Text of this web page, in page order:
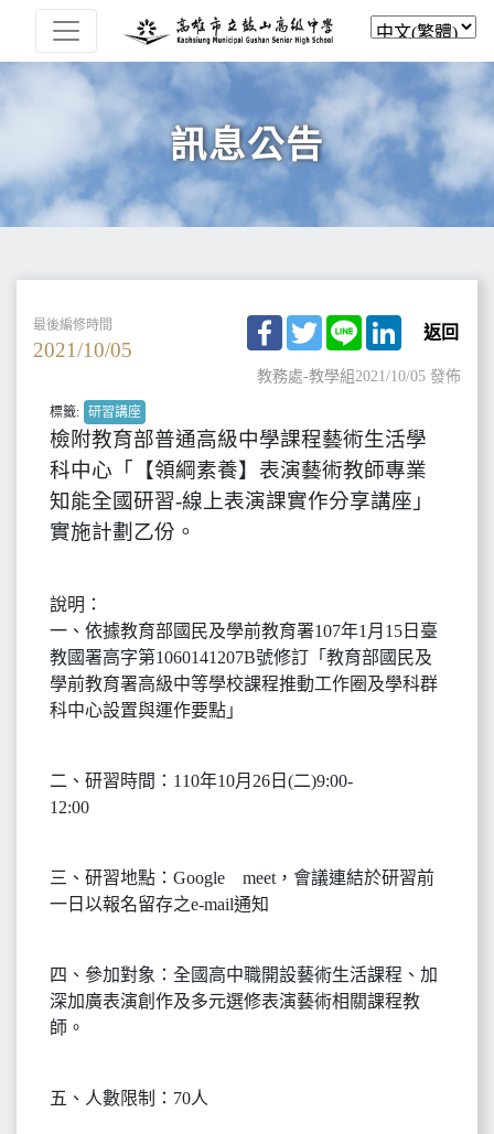
訊息公告
最後編修時間
2021/10/05
Facebook
TwitterLine LinkedIn
返回
教務處-教學組2021/10/05 發佈
標籤: 研習講座
檢附教育部普通高級中學課程藝術生活學
科中心「【領綱素養】表演藝術教師專業
知能全國研習-線上表演課實作分享講座」
實施計劃乙份。
說明：
一、依據教育部國民及學前教育署107年1月15日臺
教國署高字第1060141207B號修訂「教育部國民及
學前教育署高級中等學校課程推動工作圈及學科群
科中心設置與運作要點」
二、研習時間：110年10月26日(二)9:00-
12:00
三、研習地點：Google meet，會議連結於研習前
一日以報名留存之e-mail通知
四、參加對象：全國高中職開設藝術生活課程、加
深加廣表演創作及多元選修表演藝術相關課程教
師。
五、人數限制：70人